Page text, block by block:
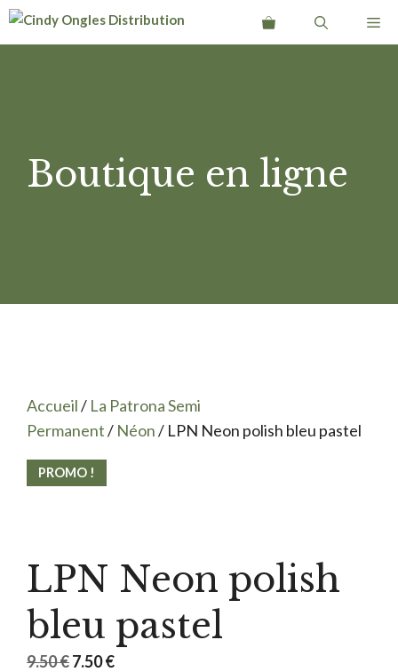
Aller
Boutique en ligne
Accueil/ La Patrona Semi
Permanent/ Néon/ LPN Neon polish bleu pastel
PROMO !
LPN Neon polish
bleu pastel
9.50€Le
7.50€Le